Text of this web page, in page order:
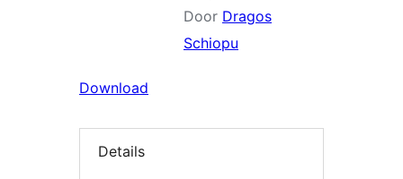
Door Dragos
Schiopu
Download
Details